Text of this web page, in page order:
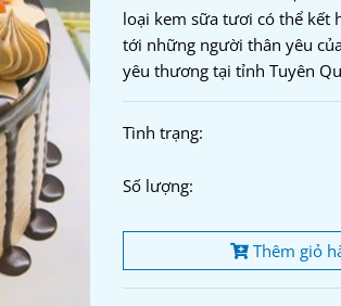
loại kem sữa tươi có thể kết
tới những người thân yêu
yêu thương tại tỉnh Tuyên
Tình trạng:
Số lượng:
Thêm giỏ